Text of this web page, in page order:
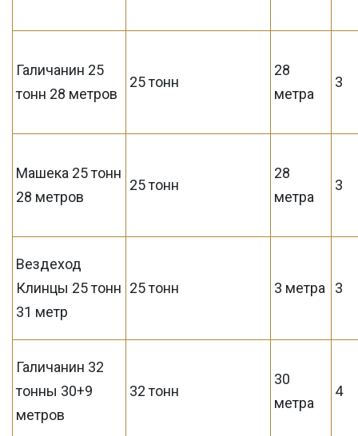
Галичанин 25
тонн 28 метров
25 тонн
28
метра
3
Машека 25 тонн
28 метров
25 тонн
28
метра
3
Вездеход
Клинцы 25 тонн
31 метр
25 тонн 3 метра 3
Галичанин 32
тонны 30+9
метров
32 тонн
30
метра
4